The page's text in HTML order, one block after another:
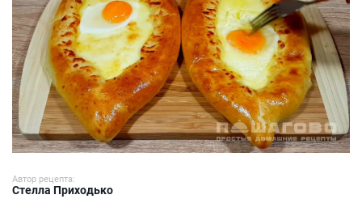
Автор рецепта:
Стелла Приходько